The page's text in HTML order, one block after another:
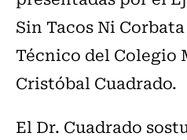
Sin Tacos Ni
Técnico del Colegio
Cristóbal Cuadrado.
El Dr. Cuadrado